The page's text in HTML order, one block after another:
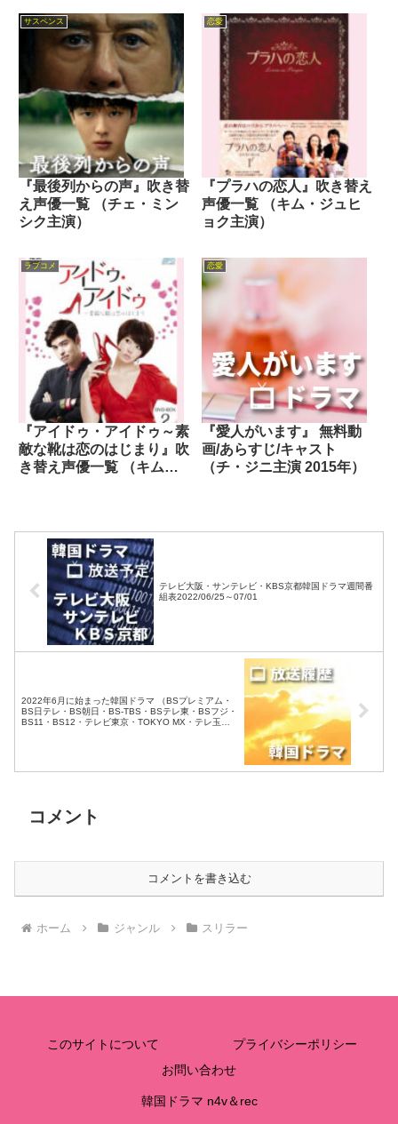
サスペンス
『最後列からの声』吹き替
え声優一覧 （チェ・ミン
シク主演）
恋愛
『プラハの恋人』吹き替え
声優一覧 （キム・ジュヒ
ョク主演）
ラブコメ
『アイドゥ・アイドゥ～素
敵な靴は恋のはじまり』吹
き替え声優一覧 （キム・
恋愛
『愛人がいます』 無料動
画/あらすじ/キャスト
（チ・ジニ主演 2015年）
テレビ大阪・サンテレビ・KBS京都韓国ドラマ週間番
組表2022/06/25～07/01
2022年6月に始まった韓国ドラマ （BSプレミアム・
BS日テレ・BS朝日・BS-TBS・BSテレ東・BSフジ・
BS11・BS12・テレビ東京・TOKYO MX・テレ玉・
コメント
コメントを書き込む
ホーム ジャンル スリラー
このサイトについて
プライバシーポリシー
お問い合わせ
韓国ドラマ n4v＆rec